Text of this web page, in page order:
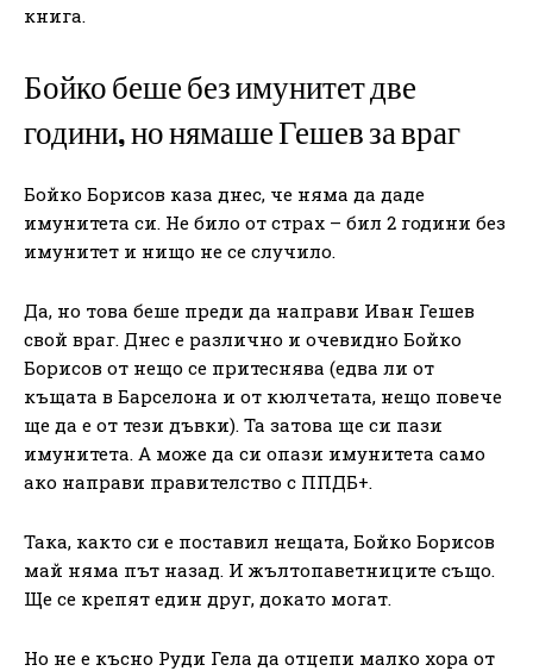
книга.
Бойко беше без имунитет две
години, но нямаше Гешев за враг
Бойко Борисов каза днес, че няма да даде
имунитета си. Не било от страх – бил 2 години без
имунитет и нищо не се случило.
Да, но това беше преди да направи Иван Гешев
свой враг. Днес е различно и очевидно Бойко
Борисов от нещо се притеснява (едва ли от
къщата в Барселона и от кюлчетата, нещо повече
ще да е от тези дъвки). Та затова ще си пази
имунитета. А може да си опази имунитета само
ако направи правителство с ППДБ+.
Така, както си е поставил нещата, Бойко Борисов
май няма път назад. И жълтопаветниците също.
Ще се крепят един друг, докато могат.
Но не е късно Руди Гела да отцепи малко хора от